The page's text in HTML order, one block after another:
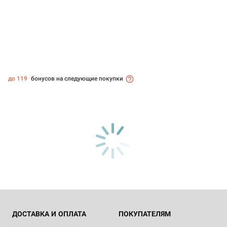
до 119 бонусов на следующие покупки
ДОСТАВКА И ОПЛАТА ПОКУПАТЕЛЯМ